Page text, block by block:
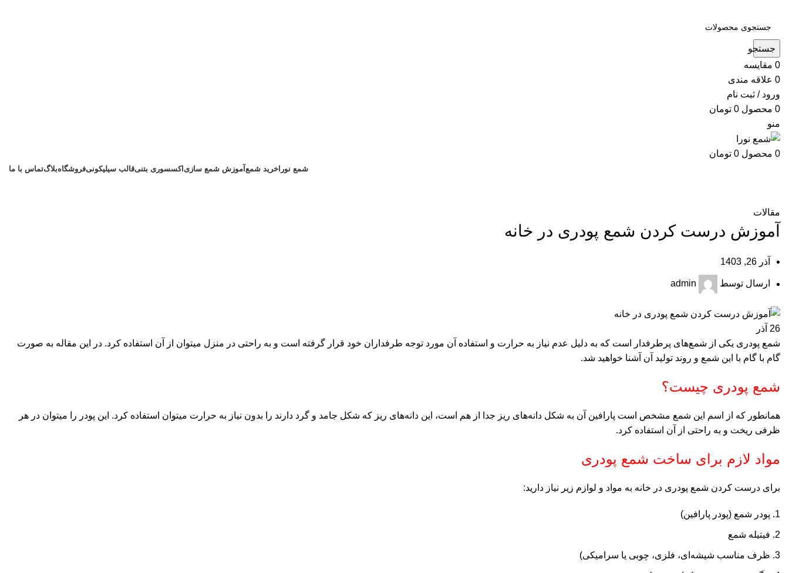
جستجو
0 مقایسه
0 علاقه مندی
ورود / ثبت نام
0 محصول 0 تومان
منو
0 محصول 0 تومان
شمع نورا خرید شمع آموزش شمع سازی اکسسوری بتنیقالب سیلیکونیفروشگاهبلاگتماس با ما
مقالات
آموزش درست کردن شمع پودری در خانه
آذر 26, 1403
ارسال توسط admin
26 آذر
شمع پودری یکی از شمع‌های پرطرفدار است که به دلیل عدم نیاز به حرارت و استفاده آن مورد توجه طرفداران خود قرار گرفته است و به راحتی در منزل میتوان از آن استفاده کرد. در این مقاله به صورت
گام با گام با این شمع و روند تولید آن آشنا خواهید شد.
شمع پودری چیست؟
همانطور که از اسم این شمع مشخص است پارافین آن به شکل دانه‌های ریز جدا از هم است، این دانه‌های ریز که شکل جامد و گرد دارند را بدون نیاز به حرارت میتوان استفاده کرد. این پودر را میتوان در هر
ظرفی ریخت و به راحتی از آن استفاده کرد.
مواد لازم برای ساخت شمع پودری
برای درست کردن شمع پودری در خانه به مواد و لوازم زیر نیاز دارید:
پودر شمع (پودر پارافین)
فیتیله شمع
ظرف مناسب شیشه‌ای، فلزی، چوبی یا سرامیکی)